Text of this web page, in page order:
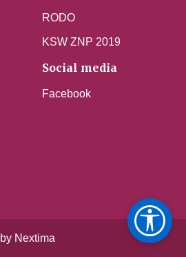
RODO
KSW ZNP 2019
Social media
Facebook
Nextima